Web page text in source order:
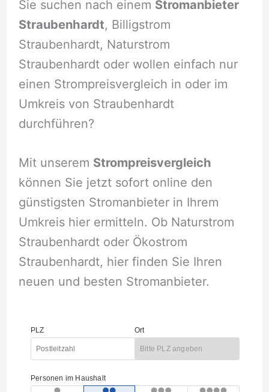
Sie suchen nach einem Stromanbieter
Straubenhardt, Billigstrom
Straubenhardt, Naturstrom
Straubenhardt oder wollen einfach nur
einen Strompreisvergleich in oder im
Umkreis von Straubenhardt
durchführen?
Mit unserem Strompreisvergleich
können Sie jetzt sofort online den
günstigsten Stromanbieter in Ihrem
Umkreis hier ermitteln. Ob Naturstrom
Straubenhardt oder Ökostrom
Straubenhardt, hier finden Sie Ihren
neuen und besten Stromanbieter.